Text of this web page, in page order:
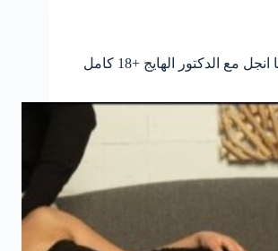
مشاهدة فيلم الينا انجل مع الدكتور الهايج +18 كامل